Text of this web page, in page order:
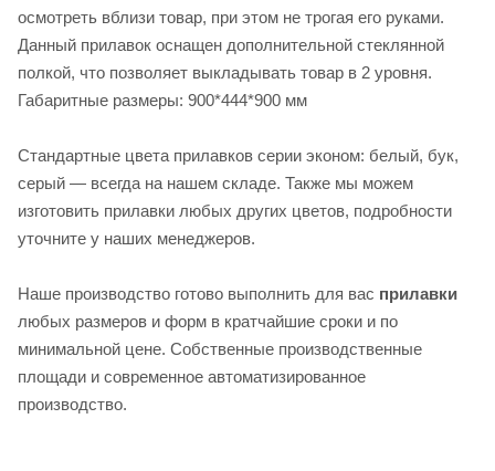
осмотреть вблизи товар, при этом не трогая его руками.
Данный прилавок оснащен дополнительной стеклянной
полкой, что позволяет выкладывать товар в 2 уровня.
Габаритные размеры: 900*444*900 мм
Стандартные цвета прилавков серии эконом: белый, бук,
серый — всегда на нашем складе. Также мы можем
изготовить прилавки любых других цветов, подробности
уточните у наших менеджеров.
Наше производство готово выполнить для вас прилавки
любых размеров и форм в кратчайшие сроки и по
минимальной цене. Собственные производственные
площади и современное автоматизированное
производство.